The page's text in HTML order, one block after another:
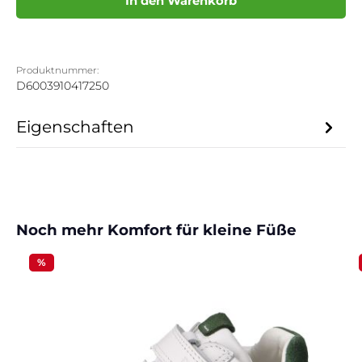
Produktnummer:
D6003910417250
Eigenschaften
Produktgalerie überspringen
Noch mehr Komfort für kleine Füße
%